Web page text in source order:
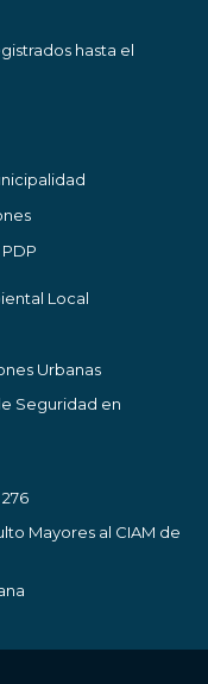
hasta el
Local
Urbanas
Seguridad en
Mayores al CIAM de